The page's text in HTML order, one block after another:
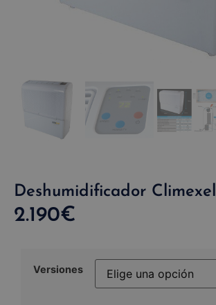
Deshumidificador Climexel
2.190€
Versiones